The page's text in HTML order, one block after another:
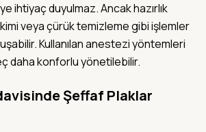
ihtiyaç duyulmaz. Ancak hazırlık
veya çürük temizleme gibi işlemler
Kullanılan anestezi yöntemleri
daha konforlu yönetilebilir.
Şeffaf Plaklar